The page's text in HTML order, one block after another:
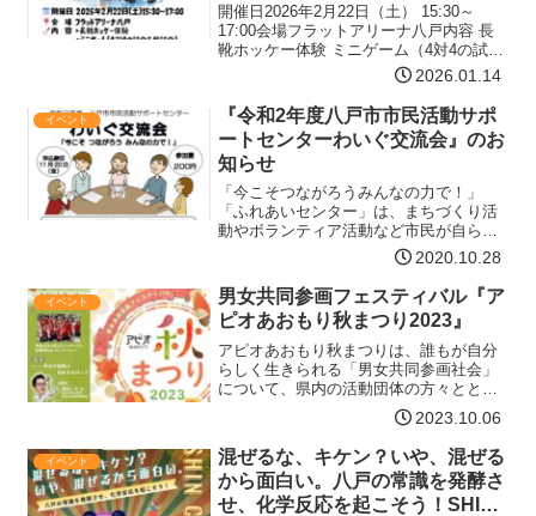
開催日2026年2月22日（土） 15:30～
17:00会場フラットアリーナ八戸内容 長
靴ホッケー体験 ミニゲーム（4対4の試合
を数試合）参加条件 小学生以上の人 たの
しくあそべる人、借りる道具を大事に使
える人 1チーム4名以上で申込みでき…
【詳細はコチラ】
2026.01.14
イベント
『令和2年度八戸市市民活動サポ
ートセンターわいぐ交流会』のお
知らせ
「今こそつながろうみんなの力で！」
「ふれあいセンター」は、まちづくり活
動やボランティア活動など市民が自ら取
り組む活動を支援しています。「わいぐ
交流会」では、いろいろな活動を行って
いる市民活動団体やNPO団体が参加し、
活動内容をPRしながらお…【詳細はコチ
ラ】
2020.10.28
イベント
男女共同参画フェスティバル『ア
ピオあおもり秋まつり2023』
アピオあおもり秋まつりは、誰もが自分
らしく生きられる「男女共同参画社会」
について、県内の活動団体の方々ととも
に、学び、考え、語り合う場として開催
します。出展団体によるワークショッ
プ・飲食物販売・パネル展示・フリーマ
ーケットなどのブース出展の…【詳細は
コチラ】
2023.10.06
イベント
混ぜるな、キケン？いや、混ぜる
から面白い。八戸の常識を発酵さ
せ、化学反応を起こそう！SHIN